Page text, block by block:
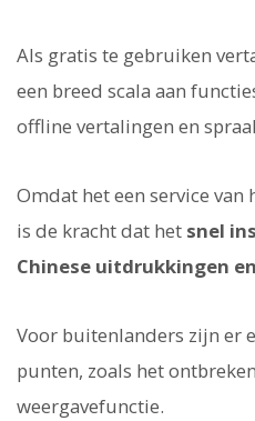
Als gratis te gebruiken
een breed scala aan
offline vertalingen en
Omdat het een service van
is de kracht dat het snel
Chinese uitdrukkingen
Voor buitenlanders zijn er
punten, zoals het
weergavefunctie.